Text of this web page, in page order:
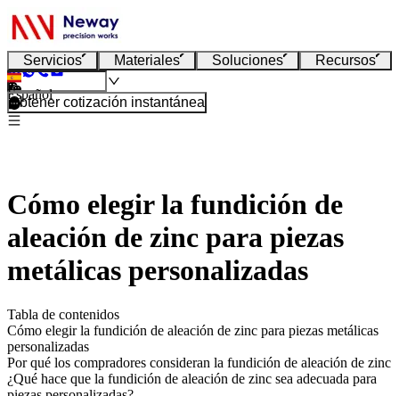
Servicios Materiales Soluciones Recursos
Español
Obtener cotización instantánea
Cómo elegir la fundición de
aleación de zinc para piezas
metálicas personalizadas
Tabla de contenidos
Cómo elegir la fundición de aleación de zinc para piezas metálicas
personalizadas
Por qué los compradores consideran la fundición de aleación de zinc
¿Qué hace que la fundición de aleación de zinc sea adecuada para